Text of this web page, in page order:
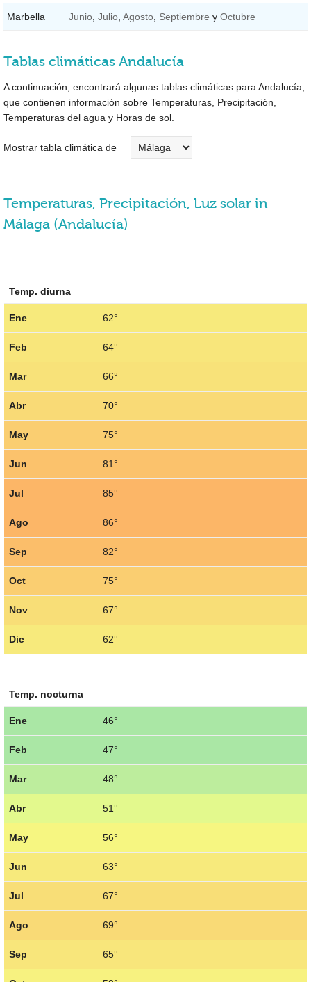
Marbella Junio Julio Agosto Septiembre y Octubre
Tablas climáticas Andalucía
A continuación, encontrará algunas tablas climáticas para Andalucía,
que contienen información sobre Temperaturas, Precipitación,
Temperaturas del agua y Horas de sol.
Mostrar tabla climática de
Temperaturas, Precipitación, Luz solar in
Málaga (Andalucía)
Temp. diurna
Ene 62°
Feb 64°
Mar 66°
Abr 70°
May 75°
Jun 81°
Jul 85°
Ago 86°
Sep 82°
Oct 75°
Nov 67°
Dic 62°
Temp. nocturna
Ene 46°
Feb 47°
Mar 48°
Abr 51°
May 56°
Jun 63°
Jul 67°
Ago 69°
Sep 65°